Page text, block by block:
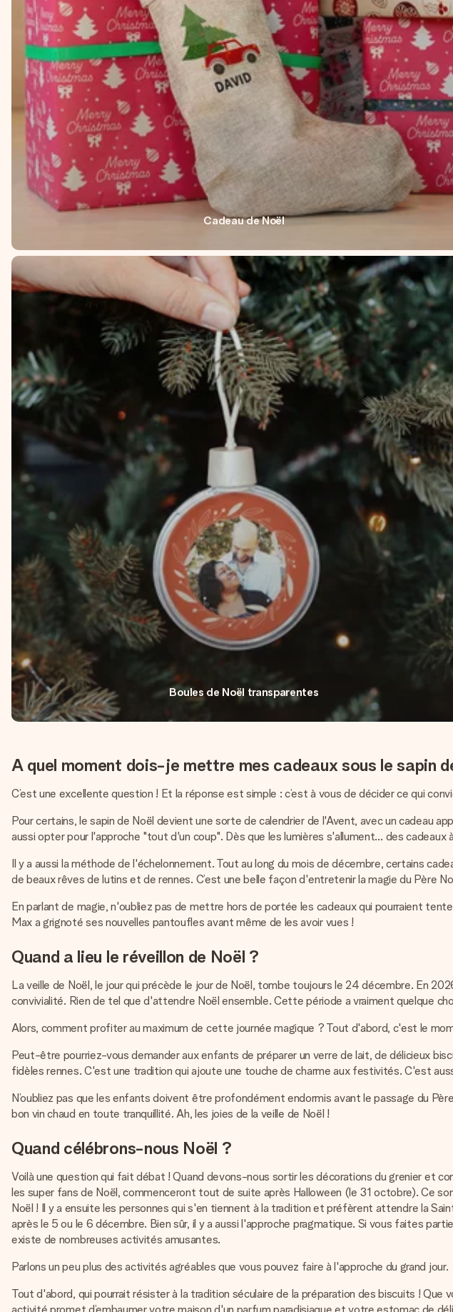
Cadeau de Noël
Boules de Noël transparentes
A quel moment dois-je mettre mes cadeaux sous le sapin
C’est une excellente question ! Et la réponse est simple : c’est à vous de décider ce qui
Pour certains, le sapin de Noël devient une sorte de calendrier de l'Avent, avec un cadeau
aussi opter pour l'approche "tout d'un coup". Dès que les lumières s'allument… des cadeaux
Il y a aussi la méthode de l'échelonnement. Tout au long du mois de décembre, certains
de beaux rêves de lutins et de rennes. C’est une belle façon d'entretenir la magie du Père
En parlant de magie, n'oubliez pas de mettre hors de portée les cadeaux qui pourraient
Max a grignoté ses nouvelles pantoufles avant même de les avoir vues !
Quand a lieu le réveillon de Noël ?
La veille de Noël, le jour qui précède le jour de Noël, tombe toujours le 24 décembre. En
convivialité. Rien de tel que d'attendre Noël ensemble. Cette période a vraiment quelque
Alors, comment profiter au maximum de cette journée magique ? Tout d'abord, c'est le
Peut-être pourriez-vous demander aux enfants de préparer un verre de lait, de délicieux
fidèles rennes. C'est une tradition qui ajoute une touche de charme aux festivités. C'est
N’oubliez pas que les enfants doivent être profondément endormis avant le passage du
bon vin chaud en toute tranquillité. Ah, les joies de la veille de Noël !
Quand célébrons-nous Noël ?
Voilà une question qui fait débat ! Quand devons-nous sortir les décorations du grenier et
les super fans de Noël, commenceront tout de suite après Halloween (le 31 octobre). Ce
Noël ! Il y a ensuite les personnes qui s'en tiennent à la tradition et préfèrent attendre la
après le 5 ou le 6 décembre. Bien sûr, il y a aussi l'approche pragmatique. Si vous faites
existe de nombreuses activités amusantes.
Parlons un peu plus des activités agréables que vous pouvez faire à l'approche du grand jour.
Tout d'abord, qui pourrait résister à la tradition séculaire de la préparation des biscuits !